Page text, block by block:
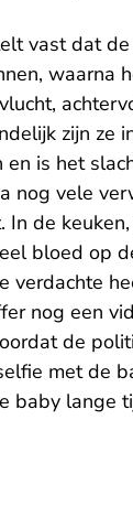
vast dat
waarna
zijn ze
en is het
nog vele
In de
bloed op
verdachte
nog een
de
met de
baby lange